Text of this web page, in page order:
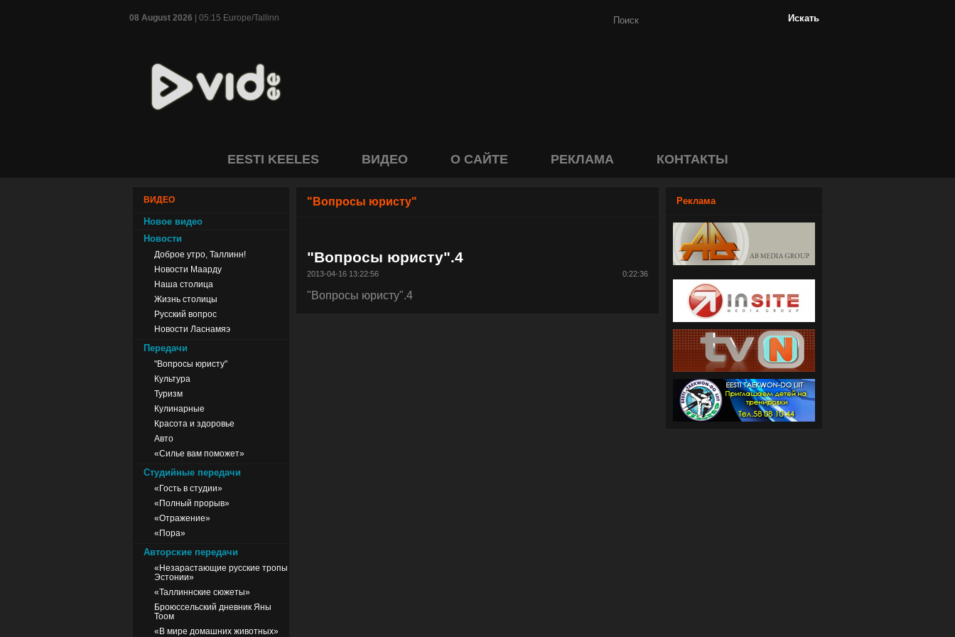
08 August 2026 | 05:15 Europe/Tallinn
EESTI KEELES ВИДЕО О САЙТЕ РЕКЛАМА КОНТАКТЫ
ВИДЕО
Новое видео
Новости
Доброе утро, Таллинн!
Новости Маарду
Наша столица
Жизнь столицы
Русский вопрос
Новости Ласнамяэ
Передачи
"Вопросы юристу"
Культура
Туризм
Кулинарные
Красота и здоровье
Авто
«Силье вам поможет»
Студийные передачи
«Гость в студии»
«Полный прорыв»
«Отражение»
«Пора»
Авторские передачи
«Незарастающие русские тропы
Эстонии»
«Таллиннские сюжеты»
Броюссельский дневник Яны
Тоом
«В мире домашних животных»
"Вопросы юристу"
"Вопросы юристу".4
2013-04-16 13:22:56 0:22:36
"Вопросы юристу".4
Реклама